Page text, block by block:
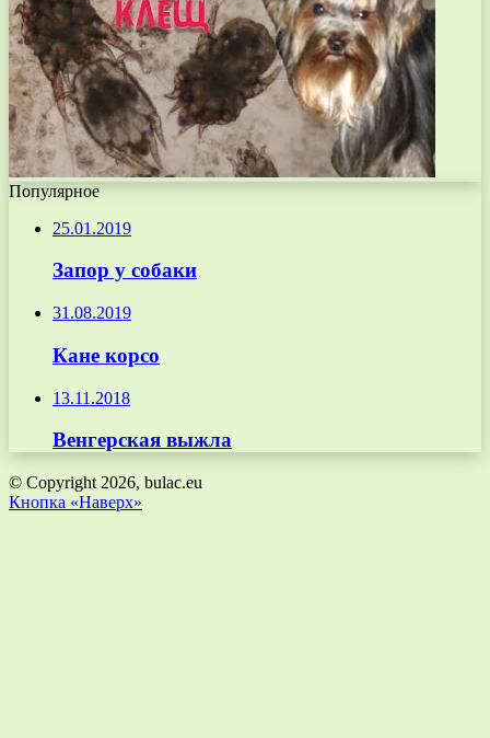
Популярное
25.01.2019
Запор у собаки
31.08.2019
Кане корсо
13.11.2018
Венгерская выжла
© Copyright 2026, bulac.eu
Кнопка «Наверх»